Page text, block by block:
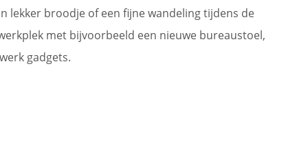
lekker broodje of een fijne wandeling tijdens de
met bijvoorbeeld een nieuwe bureaustoel,
gadgets.